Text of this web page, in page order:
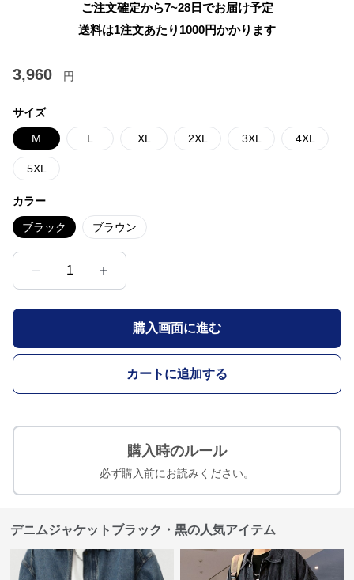
ご注文確定から7~28日でお届け予定
送料は1注文あたり 1000円かかります
3,960 円
サイズ
M L XL 2XL 3XL 4XL
5XL
カラー
ブラック ブラウン
1
購入画面に進む
カートに追加する
購入時のルール
必ず購入前にお読みください。
デニムジャケットブラック・黒の人気アイテム